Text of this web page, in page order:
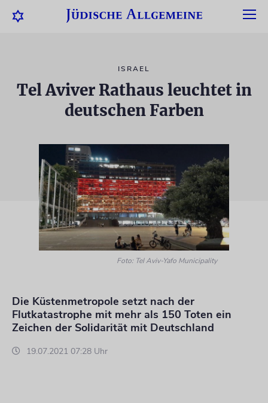
ISRAEL
Tel Aviver Rathaus leuchtet in
deutschen Farben
Foto: Tel Aviv-Yafo Municipality
Die Küstenmetropole setzt nach der
Flutkatastrophe mit mehr als 150 Toten ein
Zeichen der Solidarität mit Deutschland
19.07.2021 07:28 Uhr